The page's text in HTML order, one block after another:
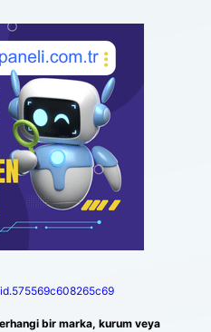
bir marka, kurum veya